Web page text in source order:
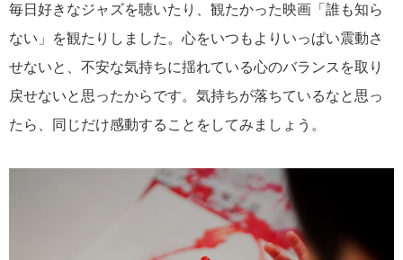
毎日好きなジャズを聴いたり、観たかった映画「誰も知ら
ない」を観たりしました。心をいつもよりいっぱい震動さ
せないと、不安な気持ちに揺れている心のバランスを取り
戻せないと思ったからです。気持ちが落ちているなと思っ
たら、同じだけ感動することをしてみましょう。